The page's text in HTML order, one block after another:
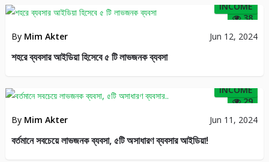
38
INCOME
By Mim Akter Jun 12, 2024
শহরে ব্যবসার আইডিয়া হিসেবে ৫ টি লাভজনক ব্যবসা
29
INCOME
By Mim Akter Jun 11, 2024
বর্তমানে সবচেয়ে লাভজনক ব্যবসা, ৫টি অসাধারণ ব্যবসার আইডিয়া!